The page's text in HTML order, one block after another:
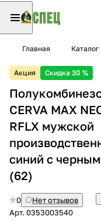
Главная Каталог
Акция Скидка 30 %
CERVA MAX
RFLX мужской
синий с
(62)
0
Нет отзывов
Арт. 0353003540